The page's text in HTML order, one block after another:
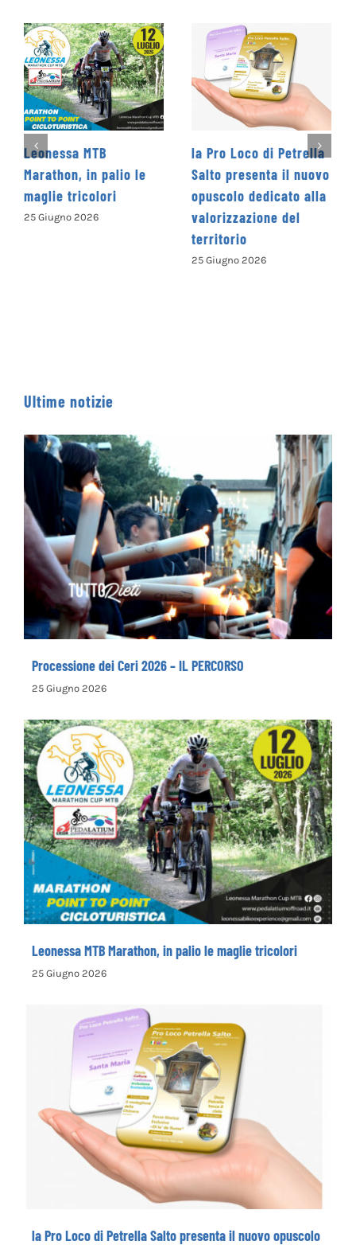
MTB
in palio le
tricolori
2026
la Pro Loco di Petrella
Salto presenta il nuovo
opuscolo dedicato alla
valorizzazione del
territorio
25 Giugno 2026
La
Ultime notizie
Processione dei Ceri 2026 – IL PERCORSO
Leonessa MTB Marathon, in palio le maglie
tricolori
Leonessa MTB Marathon, in palio le maglie tricolori
la Pro Loco di Petrella Salto presenta il
nuovo opuscolo dedicato alla
valorizzazione del territorio